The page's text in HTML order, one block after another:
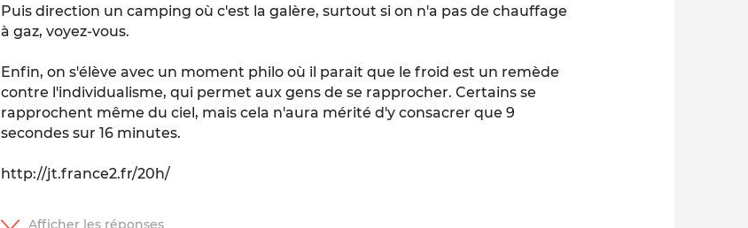
Puis direction un camping où c'est la galère, surtout si on n'a pas de chauffage
à gaz, voyez-vous.
Enfin, on s'élève avec un moment philo où il parait que le froid est un remède
contre l'individualisme, qui permet aux gens de se rapprocher. Certains se
rapprochent même du ciel, mais cela n'aura mérité d'y consacrer que 9
secondes sur 16 minutes.
http://jt.france2.fr/20h/